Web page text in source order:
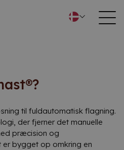
til fuldautomatisk flagning.
der fjerner det manuelle
præcision og
er bygget op omkring en